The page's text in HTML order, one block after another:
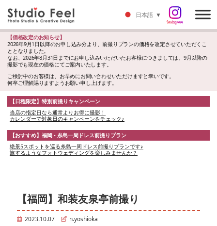
【価格改定のお知らせ】
2026年9月1日以降のお申し込み分より、前撮りプランの価格を改定させていただくこ
ととなりました。
なお、2026年8月31日までにお申し込みいただいたお客様につきましては、9月以降の
撮影でも現在の価格にてご案内いたします。
ご検討中のお客様は、お早めにお問い合わせいただけますと幸いです。
何卒ご理解賜りますようお願い申し上げます。
【日程限定】特別前撮りキャンペーン
当店の指定日なら通常よりお得に撮影！
カレンダーで対象日のキャンペーンをチェック♪
【おすすめ】福岡 - 糸島一周ドレス前撮りプラン
絶景5スポットを巡る糸島一周ドレス前撮りプランです♪
旅するようなフォトウェディングを楽しみませんか？
【福岡】和装友泉亭前撮り
2023.10.07 n.yoshioka
日本語 ▼